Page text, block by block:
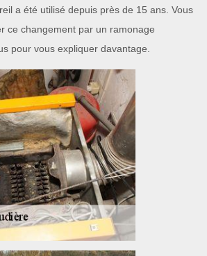
a été utilisé depuis près de 15 ans. Vous
ce changement par un ramonage
pour vous expliquer davantage.